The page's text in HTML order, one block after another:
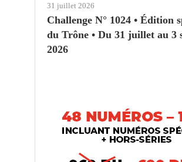
31 juillet 2026
Challenge N° 1024 • Édition
du Trône • Du 31 juillet au 3
2026